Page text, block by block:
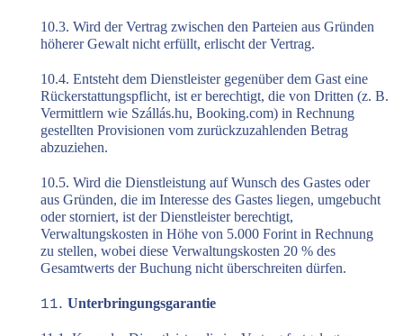
10.3. Wird der Vertrag zwischen den Parteien aus Gründen
höherer Gewalt nicht erfüllt, erlischt der Vertrag.
10.4. Entsteht dem Dienstleister gegenüber dem Gast eine
Rückerstattungspflicht, ist er berechtigt, die von Dritten (z. B.
Vermittlern wie Szállás.hu, Booking.com) in Rechnung
gestellten Provisionen vom zurückzuzahlenden Betrag
abzuziehen.
10.5. Wird die Dienstleistung auf Wunsch des Gastes oder
aus Gründen, die im Interesse des Gastes liegen, umgebucht
oder storniert, ist der Dienstleister berechtigt,
Verwaltungskosten in Höhe von 5.000 Forint in Rechnung
zu stellen, wobei diese Verwaltungskosten 20 % des
Gesamtwerts der Buchung nicht überschreiten dürfen.
Unterbringungsgarantie